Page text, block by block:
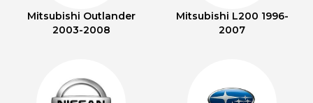
Mitsubishi Outlander
2003-2008
Mitsubishi L200 1996-
2007